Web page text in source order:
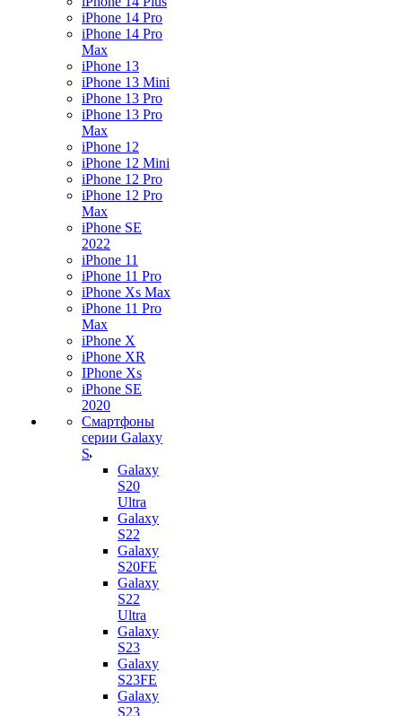
iPhone 14 Pro
iPhone 14 Pro
Max
iPhone 13
iPhone 13 Mini
iPhone 13 Pro
iPhone 13 Pro
Max
iPhone 12
iPhone 12 Mini
iPhone 12 Pro
iPhone 12 Pro
Max
iPhone SE
2022
iPhone 11
iPhone 11 Pro
iPhone Xs Max
iPhone 11 Pro
Max
iPhone X
iPhone XR
IPhone Xs
iPhone SE
2020
Смартфоны
серии Galaxy
S
Galaxy
S20
Ultra
Galaxy
S22
Galaxy
S20FE
Galaxy
S22
Ultra
Galaxy
S23
Galaxy
S23FE
Galaxy
S23